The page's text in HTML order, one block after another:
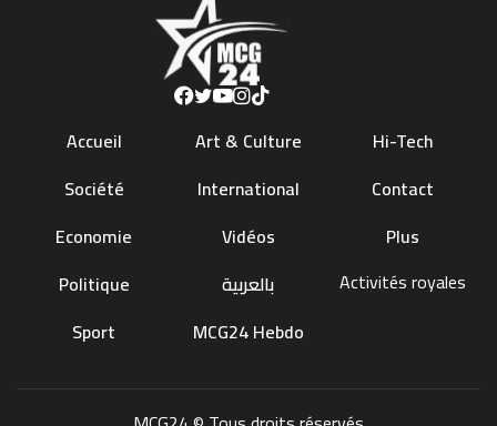
Accueil
Société
Economie
Politique
Sport
Art & Culture
International
Vidéos
بالعربية
MCG24 Hebdo
Hi-Tech
Contact
Plus
Activités royales